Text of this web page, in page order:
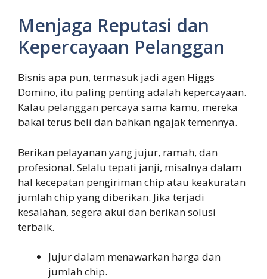
Menjaga Reputasi dan
Kepercayaan Pelanggan
Bisnis apa pun, termasuk jadi agen Higgs
Domino, itu paling penting adalah kepercayaan.
Kalau pelanggan percaya sama kamu, mereka
bakal terus beli dan bahkan ngajak temennya.
Berikan pelayanan yang jujur, ramah, dan
profesional. Selalu tepati janji, misalnya dalam
hal kecepatan pengiriman chip atau keakuratan
jumlah chip yang diberikan. Jika terjadi
kesalahan, segera akui dan berikan solusi
terbaik.
Jujur dalam menawarkan harga dan
jumlah chip.